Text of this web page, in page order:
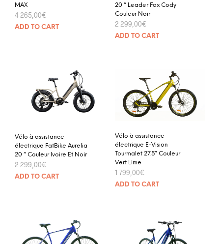
MAX
4 265,00€
ADD TO CART
20 ” Leader Fox Cody
Couleur Noir
2 299,00€
ADD TO CART
Vélo à assistance
électrique FatBike Aurelia
20 ” Couleur Ivoire Et Noir
2 299,00€
ADD TO CART
Vélo à assistance
électrique E-Vision
Tourmalet 27.5″ Couleur
Vert Lime
1 799,00€
ADD TO CART